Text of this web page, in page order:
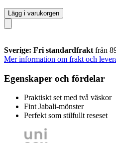
Lägg i varukorgen
Sverige: Fri standardfrakt från
Mer information om frakt och
Egenskaper och fördelar
Praktiskt set med två väskor
Fint Jabali-mönster
Perfekt som stilfullt reseset